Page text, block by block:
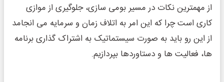
از مهمترین نکات در مسیر بومی سازی، جلوگیری از موازی
کاری است چرا که این امر به اتلاف زمان و سرمایه می انجامد
از این رو باید به صورت سیستماتیک به اشتراک گذاری برنامه
ها، فعالیت ها و دستاوردها بپردازیم.